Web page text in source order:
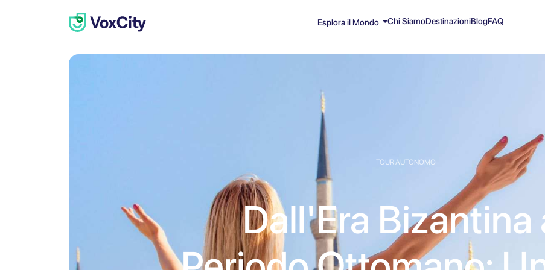
Esplora il Mondo Chi SiamoDestinazioniBlogFAQ
TOUR AUTONOMO
Dall'Era Bizantina